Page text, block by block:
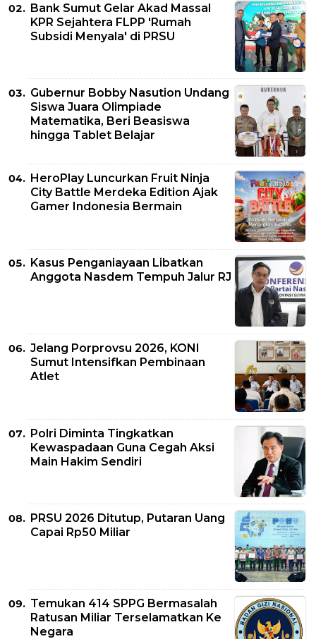
Bank Sumut Gelar Akad Massal
KPR Sejahtera FLPP 'Rumah
Subsidi Menyala' di PRSU
Gubernur Bobby Nasution Undang
Siswa Juara Olimpiade
Matematika, Beri Beasiswa
hingga Tablet Belajar
HeroPlay Luncurkan Fruit Ninja
City Battle Merdeka Edition Ajak
Gamer Indonesia Bermain
Kasus Penganiayaan Libatkan
Anggota Nasdem Tempuh Jalur RJ
Jelang Porprovsu 2026, KONI
Sumut Intensifkan Pembinaan
Atlet
Polri Diminta Tingkatkan
Kewaspadaan Guna Cegah Aksi
Main Hakim Sendiri
PRSU 2026 Ditutup, Putaran Uang
Capai Rp50 Miliar
Temukan 414 SPPG Bermasalah
Ratusan Miliar Terselamatkan Ke
Negara